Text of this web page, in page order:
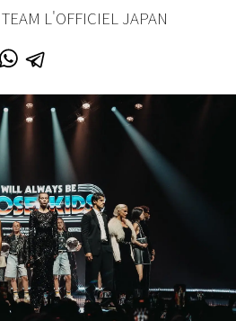
L'OFFICIEL JAPAN